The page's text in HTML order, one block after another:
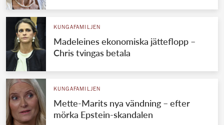
KUNGAFAMILJEN
Madeleines ekonomiska jätteflopp –
Chris tvingas betala
KUNGAFAMILJEN
Mette-Marits nya vändning – efter
mörka Epstein-skandalen